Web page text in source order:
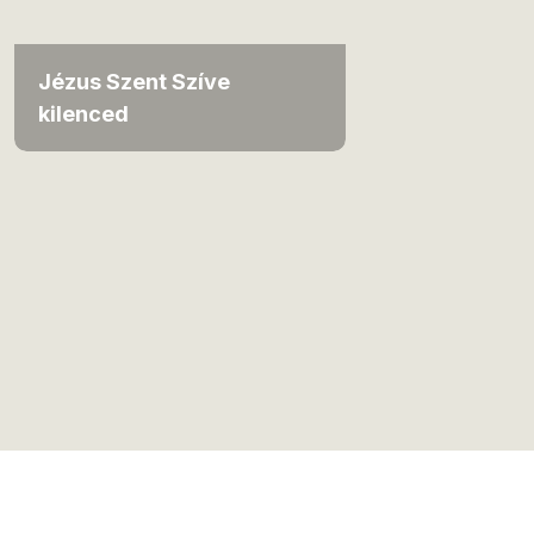
Jézus Szent Szíve
kilenced